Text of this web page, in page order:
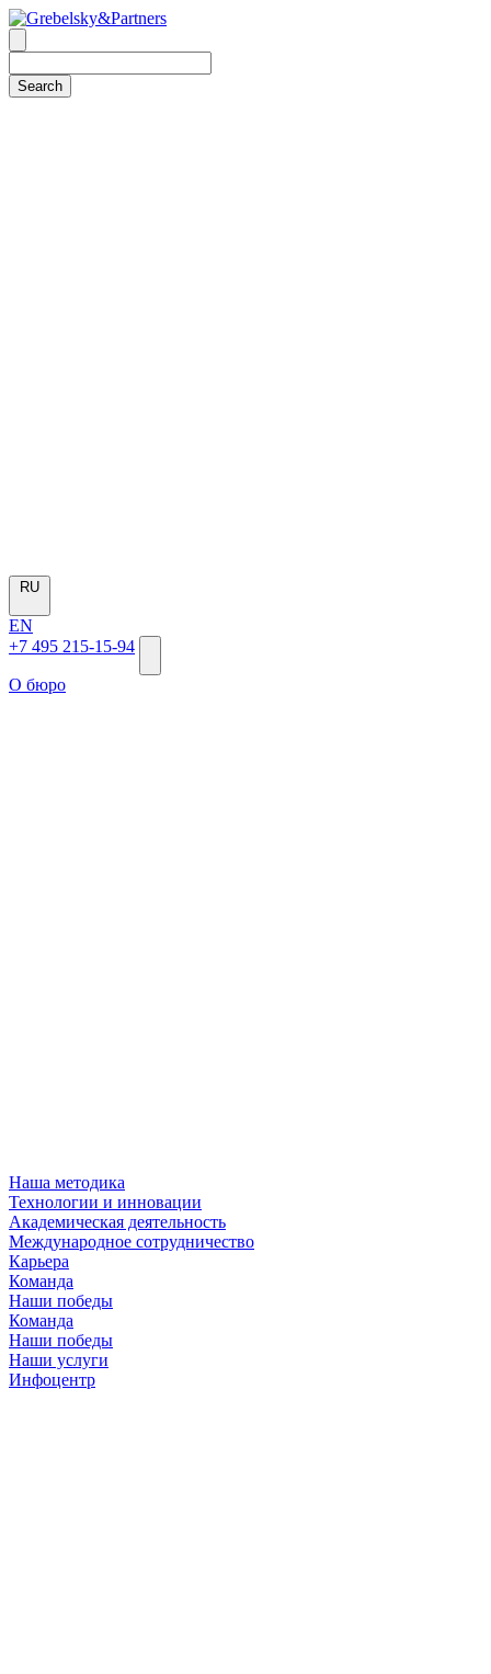
RU
EN
+7 495 215-15-94
О бюро
Наша методика
Технологии и инновации
Академическая деятельность
Международное сотрудничество
Карьера
Команда
Наши победы
Команда
Наши победы
Наши услуги
Инфоцентр